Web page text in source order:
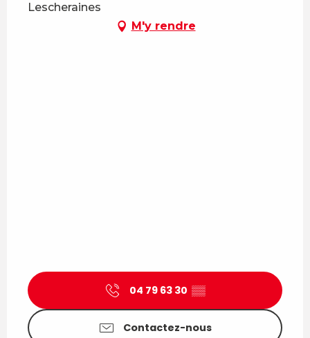
Lescheraines
M'y rendre
04 79 63 30 ▒▒
Contactez-nous